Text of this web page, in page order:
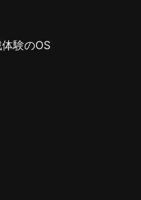
験のOS